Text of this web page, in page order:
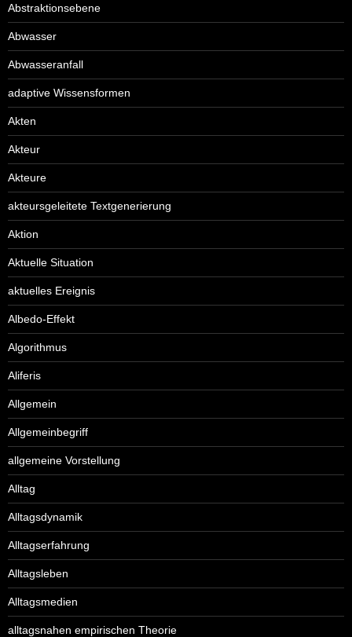
Abstraktionsebene
Abwasser
Abwasseranfall
adaptive Wissensformen
Akten
Akteur
Akteure
akteursgeleitete Textgenerierung
Aktion
Aktuelle Situation
aktuelles Ereignis
Albedo-Effekt
Algorithmus
Aliferis
Allgemein
Allgemeinbegriff
allgemeine Vorstellung
Alltag
Alltagsdynamik
Alltagserfahrung
Alltagsleben
Alltagsmedien
alltagsnahen empirischen Theorie